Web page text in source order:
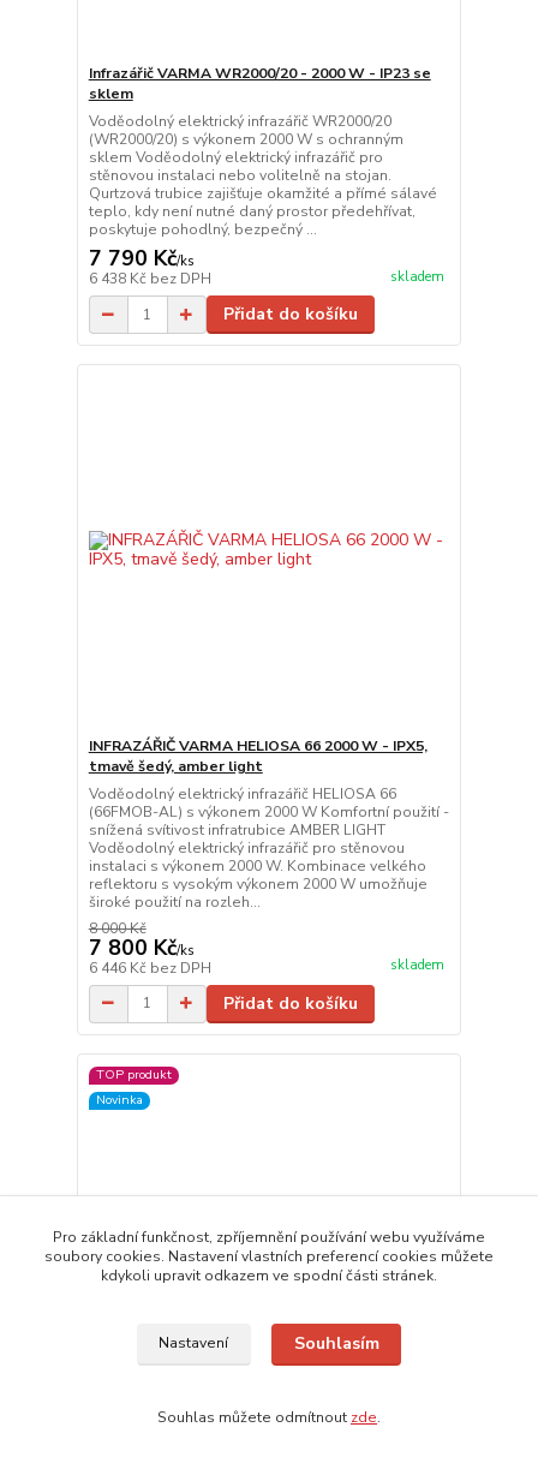
Infrazářič VARMA WR2000/20 - 2000 W - IP23 se
sklem
Voděodolný elektrický infrazářič WR2000/20
(WR2000/20) s výkonem 2000 W s ochranným
sklem Voděodolný elektrický infrazářič pro
stěnovou instalaci nebo volitelně na stojan.
Qurtzová trubice zajišťuje okamžité a přímé sálavé
teplo, kdy není nutné daný prostor předehřívat,
poskytuje pohodlný, bezpečný ...
7 790 Kč/ks
6 438 Kč bez DPH skladem
Přidat do košíku
INFRAZÁŘIČ VARMA HELIOSA 66 2000 W - IPX5,
tmavě šedý, amber light
Voděodolný elektrický infrazářič HELIOSA 66
(66FMOB-AL) s výkonem 2000 W Komfortní použití -
snížená svítivost infratrubice AMBER LIGHT
Voděodolný elektrický infrazářič pro stěnovou
instalaci s výkonem 2000 W. Kombinace velkého
reflektoru s vysokým výkonem 2000 W umožňuje
široké použití na rozleh...
8 000 Kč
7 800 Kč/ks
6 446 Kč bez DPH skladem
Přidat do košíku
TOP produkt
Novinka
Pro základní funkčnost, zpříjemnění používání webu využíváme
soubory cookies. Nastavení vlastních preferencí cookies můžete
kdykoli upravit odkazem ve spodní části stránek.
Nastavení Souhlasím
Souhlas můžete odmítnout zde.